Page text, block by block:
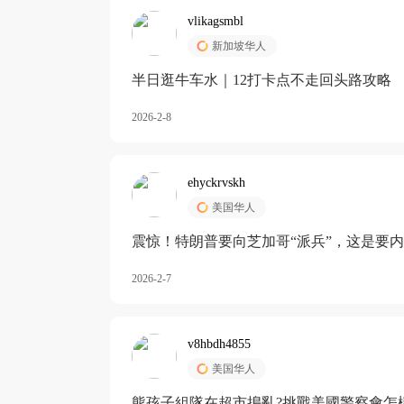
vlikagsmbl
新加坡华人
半日逛牛车水｜12打卡点不走回头路攻略
2026-2-8
ehyckrvskh
美国华人
震惊！特朗普要向芝加哥“派兵”，这是要
2026-2-7
v8hbdh4855
美国华人